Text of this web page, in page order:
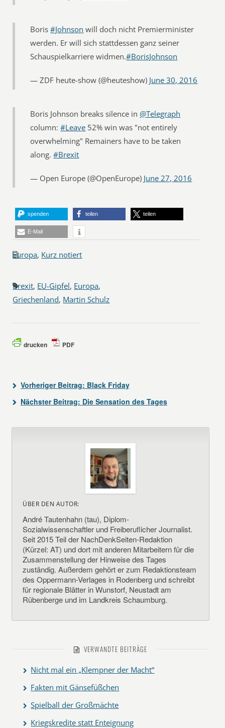
Boris#Johnson will doch nicht Premierminister
werden. Er will sich stattdessen ganz seiner
Schauspielkarriere widmen.#BorisJohnson
— ZDF heute-show (@heuteshow) June 30, 2016
Boris Johnson breaks silence in@Telegraph
column:#Leave 52% win was "not entirely
overwhelming" Remainers have to be taken
along.#Brexit
— Open Europe (@OpenEurope) June 27, 2016
spenden teilen teilen
E-Mail
Europa, Kurz notiert
Brexit, EU-Gipfel, Europa,
Griechenland, Martin Schulz
drucken PDF
Vorheriger Beitrag: Black Friday
Nächster Beitrag: Die Sensation des Tages
ÜBER DEN AUTOR:
André Tautenhahn (tau), Diplom-
Sozialwissenschaftler und Freiberuflicher Journalist.
Seit 2015 Teil der NachDenkSeiten-Redaktion
(Kürzel: AT) und dort mit anderen Mitarbeitern für die
Zusammenstellung der Hinweise des Tages
zuständig. Außerdem gehört er zum Redaktionsteam
des Oppermann-Verlages in Rodenberg und schreibt
für regionale Blätter in Wunstorf, Neustadt am
Rübenberge und im Landkreis Schaumburg.
VERWANDTE BEITRÄGE
Nicht mal ein „Klempner der Macht“
Fakten mit Gänsefüßchen
Spielball der Großmächte
Kriegskredite statt Enteignung